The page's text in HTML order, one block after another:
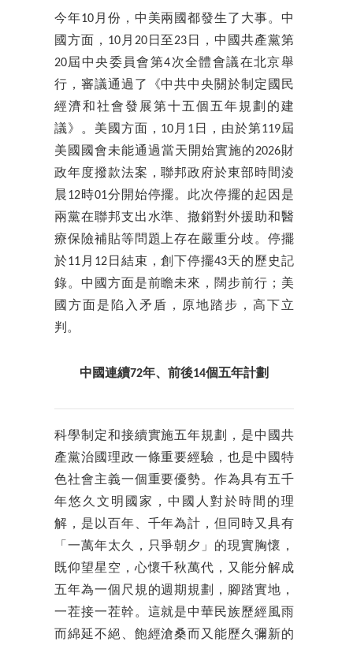
今年10月份，中美兩國都發生了大事。中
國方面，10月20日至23日，中國共產黨第
20屆中央委員會第4次全體會議在北京舉
行，審議通過了《中共中央關於制定國民
經濟和社會發展第十五個五年規劃的建
議》。美國方面，10月1日，由於第119屆
美國國會未能通過當天開始實施的2026財
政年度撥款法案，聯邦政府於東部時間淩
晨12時01分開始停擺。此次停擺的起因是
兩黨在聯邦支出水準、撤銷對外援助和醫
療保險補貼等問題上存在嚴重分歧。停擺
於11月12日結束，創下停擺43天的歷史記
錄。中國方面是前瞻未來，闊步前行；美
國方面是陷入矛盾，原地踏步，高下立
判。
中國連續72年、前後14個五年計劃
科學制定和接續實施五年規劃，是中國共
產黨治國理政一條重要經驗，也是中國特
色社會主義一個重要優勢。作為具有五千
年悠久文明國家，中國人對於時間的理
解，是以百年、千年為計，但同時又具有
「一萬年太久，只爭朝夕」的現實胸懷，
既仰望星空，心懷千秋萬代，又能分解成
五年為一個尺規的週期規劃，腳踏實地，
一茬接一茬幹。這就是中華民族歷經風雨
而綿延不絕、飽經滄桑而又能歷久彌新的